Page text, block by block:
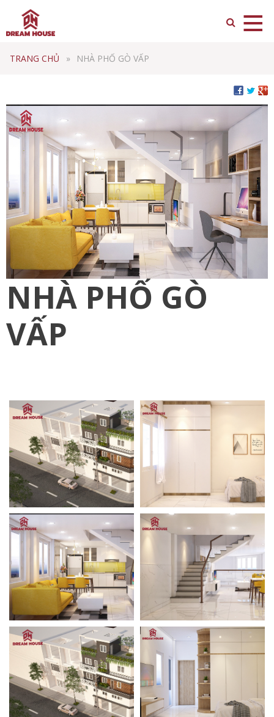
TRANG CHỦ NHÀ PHỐ GÒ VẤP
NHÀ PHỐ GÒ
VẤP